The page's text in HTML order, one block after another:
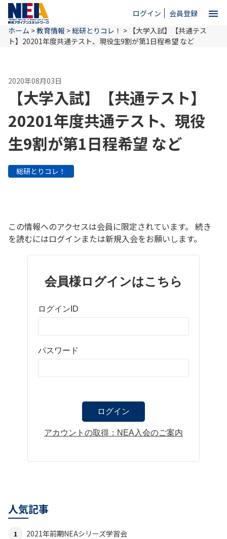
ログイン 会員登録 menu
ホーム
NEAとは
教育情報
お問い合わせ
ホーム >教育情報 >総研とりコレ！ > 【大学入試】【共通テス
ト】20201年度共通テスト、現役生9割が第1日程希望 など
2020年08月03日
【大学入試】【共通テスト】
20201年度共通テスト、現役
生9割が第1日程希望 など
総研とりコレ！
この情報へのアクセスは会員に限定されています。 続き
を読むにはログインまたは新規入会をお願いします。
会員様ログインはこちら
ログインID
パスワード
アカウントの取得：NEA入会のご案内
人気記事
2021年前期NEAシリーズ学習会